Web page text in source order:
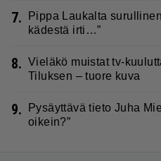
7.
Pippa Laukalta
kädestä irti…”
8. Vieläkö muistat tv-
Tiluksen – tuore kuva
9.
Pysäyttävä tieto Juha
oikein?”